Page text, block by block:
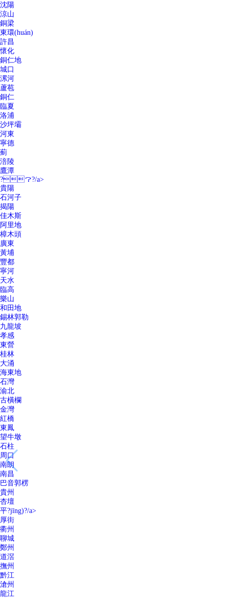
沈陽
涼山
銅梁
東環(huán)
許昌
懷化
銅仁地
城口
漯河
蘆苞
銅仁
臨夏
洛浦
沙坪壩
河東
寧德
薊
涪陵
鷹潭
?？?/a>
貴陽
石河子
揭陽
佳木斯
阿里地
樟木頭
廣東
黃埔
豐都
寧河
天水
臨高
樂山
和田地
錫林郭勒
九龍坡
孝感
東營
桂林
大涌
海東地
石灣
渝北
古橫欄
金灣
紅橋
東鳳
望牛墩
石柱
周口
南朗
南昌
巴音郭楞
貴州
杏壇
平?jīng)?/a>
厚街
衢州
聊城
鄭州
道滘
撫州
黔江
滄州
龍江